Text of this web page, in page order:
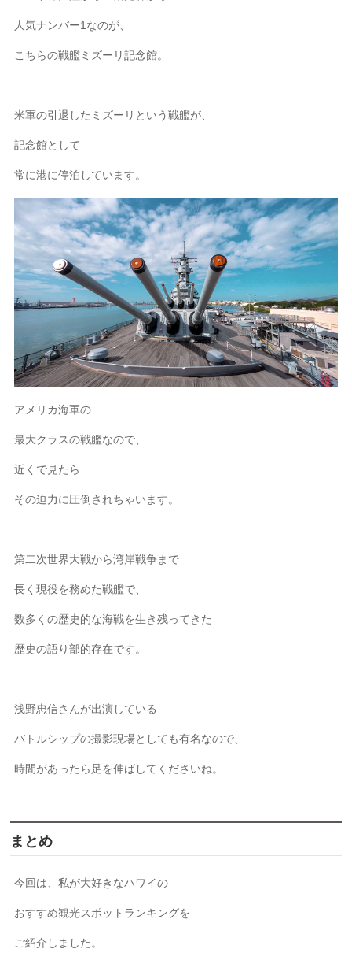
人気ナンバー1なのが、
こちらの戦艦ミズーリ記念館。
米軍の引退したミズーリという戦艦が、
記念館として
常に港に停泊しています。
アメリカ海軍の
最大クラスの戦艦なので、
近くで見たら
その迫力に圧倒されちゃいます。
第二次世界大戦から湾岸戦争まで
長く現役を務めた戦艦で、
数多くの歴史的な海戦を生き残ってきた
歴史の語り部的存在です。
浅野忠信さんが出演している
バトルシップの撮影現場としても有名なので、
時間があったら足を伸ばしてくださいね。
まとめ
今回は、私が大好きなハワイの
おすすめ観光スポットランキングを
ご紹介しました。